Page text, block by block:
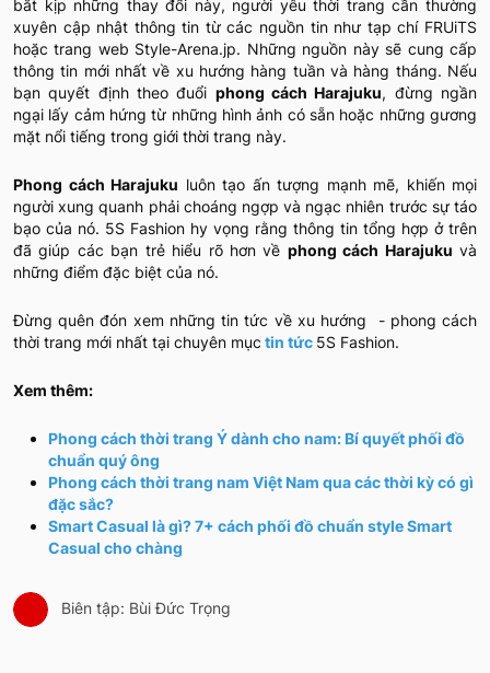
bắt kịp những thay đổi này, người yêu thời trang cần thường
xuyên cập nhật thông tin từ các nguồn tin như tạp chí FRUiTS
hoặc trang web Style-Arena.jp. Những nguồn này sẽ cung cấp
thông tin mới nhất về xu hướng hàng tuần và hàng tháng. Nếu
bạn quyết định theo đuổi phong cách Harajuku, đừng ngần
ngại lấy cảm hứng từ những hình ảnh có sẵn hoặc những gương
mặt nổi tiếng trong giới thời trang này.
Phong cách Harajuku luôn tạo ấn tượng mạnh mẽ, khiến mọi
người xung quanh phải choáng ngợp và ngạc nhiên trước sự táo
bạo của nó. 5S Fashion hy vọng rằng thông tin tổng hợp ở trên
đã giúp các bạn trẻ hiểu rõ hơn về phong cách Harajuku và
những điểm đặc biệt của nó.
Đừng quên đón xem những tin tức về xu hướng - phong cách
thời trang mới nhất tại chuyên mục tin tức 5S Fashion.
Xem thêm:
Phong cách thời trang Ý dành cho nam: Bí quyết phối đồ
chuẩn quý ông
Phong cách thời trang nam Việt Nam qua các thời kỳ có gì
đặc sắc?
Smart Casual là gì? 7+ cách phối đồ chuẩn style Smart
Casual cho chàng
Biên tập: Bùi Đức Trọng